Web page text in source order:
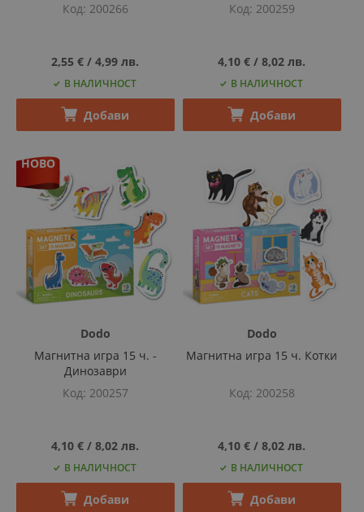
Код 200266
2,55 € ‎/‎ 4,99 лв.
В НАЛИЧНОСТ
Добави
Код 200259
4,10 € ‎/‎ 8,02 лв.
В НАЛИЧНОСТ
Добави
НОВО
Dodo
Магнитна игра 15 ч. -
Динозаври
Код 200257
4,10 € ‎/‎ 8,02 лв.
В НАЛИЧНОСТ
Добави
Dodo
Магнитна игра 15 ч. Котки
Код 200258
4,10 € ‎/‎ 8,02 лв.
В НАЛИЧНОСТ
Добави